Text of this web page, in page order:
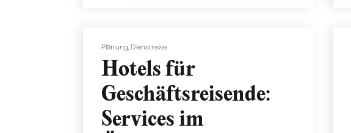
n
Planung, Dienstreise
Hotels für
Geschäftsreisende:
Services im